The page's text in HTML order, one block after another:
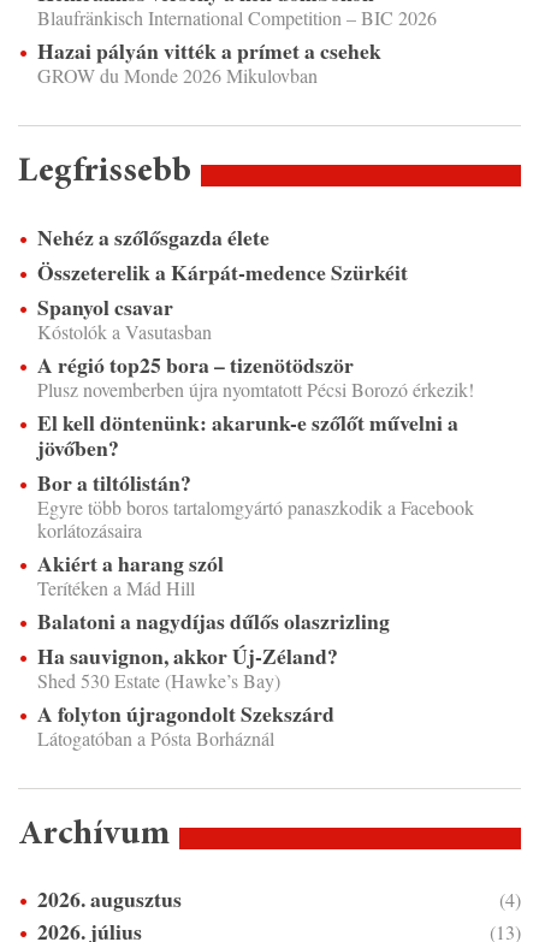
Blaufränkisch International Competition – BIC 2026
Hazai pályán vitték a prímet a csehek
GROW du Monde 2026 Mikulovban
Legfrissebb
Nehéz a szőlősgazda élete
Összeterelik a Kárpát-medence Szürkéit
Spanyol csavar
Kóstolók a Vasutasban
A régió top25 bora – tizenötödször
Plusz novemberben újra nyomtatott Pécsi Borozó érkezik!
El kell döntenünk: akarunk-e szőlőt művelni a
jövőben?
Bor a tiltólistán?
Egyre több boros tartalomgyártó panaszkodik a Facebook
korlátozásaira
Akiért a harang szól
Terítéken a Mád Hill
Balatoni a nagydíjas dűlős olaszrizling
Ha sauvignon, akkor Új-Zéland?
Shed 530 Estate (Hawke’s Bay)
A folyton újragondolt Szekszárd
Látogatóban a Pósta Borháznál
Archívum
2026. augusztus (4)
2026. július (13)